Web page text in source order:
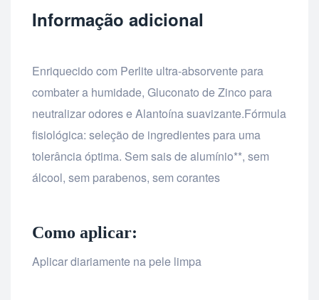
Informação adicional
Enriquecido com Perlite ultra-absorvente para
combater a humidade, Gluconato de Zinco para
neutralizar odores e Alantoína suavizante.Fórmula
fisiológica: seleção de ingredientes para uma
tolerância óptima. Sem sais de alumínio**, sem
álcool, sem parabenos, sem corantes
Como aplicar:
Aplicar diariamente na pele limpa